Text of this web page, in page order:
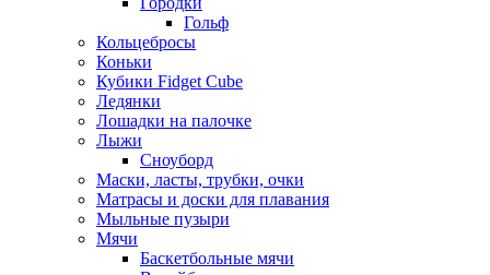
Гольф
Кольцебросы
Коньки
Кубики Fidget Cube
Ледянки
Лошадки на палочке
Лыжи
Сноуборд
Маски, ласты, трубки, очки
Матрасы и доски для плавания
Мыльные пузыри
Мячи
Баскетбольные мячи